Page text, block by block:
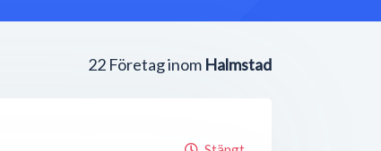
22 Företag inom Halmstad